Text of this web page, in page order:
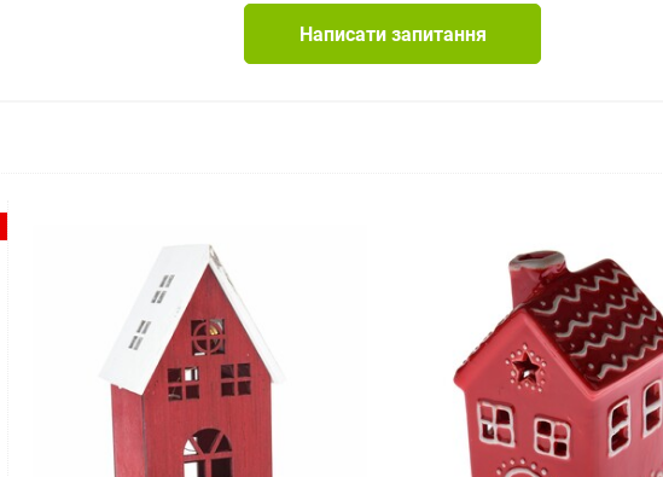
Написати запитання